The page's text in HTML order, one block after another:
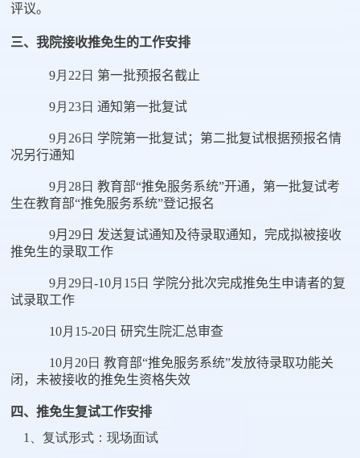
评议。
三、我院接收推免生的工作安排
9月 22 日 第一批预报名截止
9月 23日 通知第一批复试
9月 26日 学院第一批复试；第二批复试根据预报名情
况另行通知
9月 28日 教育部“推免服务系统”开通，第一批复试考
生在教育部“推免服务系统”登记报名
9月 29 日 发送复试通知及待录取通知，完成拟被接收
推免生的录取工作
9月 29日-10月 15日 学院分批次完成推免生申请者的复
试录取工作
10月 15-20日 研究生院汇总审查
10月 20日 教育部“推免服务系统”发放待录取功能关
闭，未被接收的推免生资格失效
四、推免生复试工作安排
1、复试形式：现场面试